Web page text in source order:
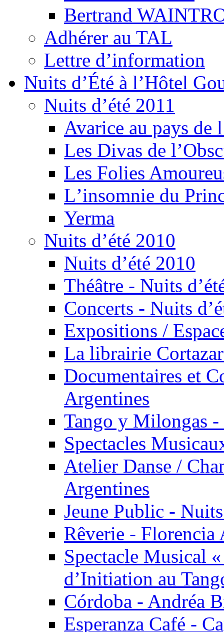
Bertrand
Adhérer au TAL
Lettre d’information
Nuits d’Été à l’Hôtel
Nuits d’été 2011
Avarice au pays de
Les Divas de
Les Folies
Lʼinsomnie du
Yerma
Nuits d’été 2010
Nuits d’été 2010
Théâtre - Nuits
Concerts - Nuits
Expositions /
La librairie
Documentaires et
Argentines
Tango y Milongas -
Spectacles
Atelier Danse /
Argentines
Jeune Public -
Rêverie - Florencia
Spectacle Musical
d’Initiation au
Córdoba - Andréa
Esperanza Café -